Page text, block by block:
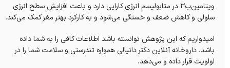
ویتامین‌ب۳ در متابولیسم انرژی کارایی دارد و باعث افزایش سطح انرژی
سلولی و کاهش ضعف و خستگی می‌شود و به کارکرد بهتر مغز کمک می‌کند.
امیدواریم که این پژوهش توانسته باشد اطلاعات کافی را به شما داده
باشد. داروخانه‌ آنلاین دکتر دانیالی همواره تندرستی و سلامت شما را در
اولویت قرار داده و می‌دهد.